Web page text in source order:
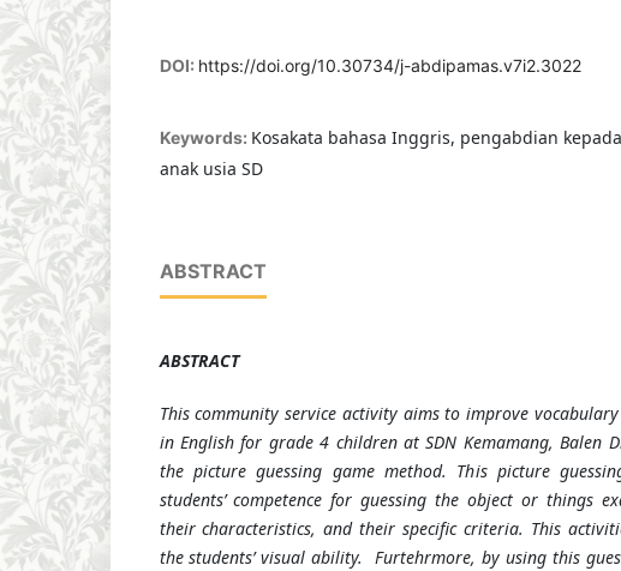
DOI: https://doi.org/10.30734/j-abdipamas.v7i2.3022
Keywords: Kosakata bahasa Inggris, pengabdian
anak usia SD
ABSTRACT
ABSTRACT
This community service activity aims to improve
in English for grade 4 children at SDN Kemamang, Balen
the picture guessing game method. This picture
students’ competence for guessing the object or things
their characteristics, and their specific criteria. This
the students’ visual ability. Furtehrmore, by using this